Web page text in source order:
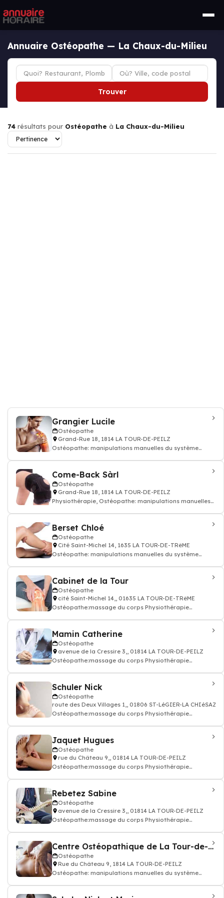
Annuaire Ostéopathe — La Chaux-du-Milieu
Trouver
74 résultats pour Ostéopathe à La Chaux-du-Milieu
Grangier Lucile
Ostéopathe
Grand-Rue 18, 1814 LA TOUR-DE-PEILZ
Ostéopathe: manipulations manuelles du système
Come-Back Sàrl
Ostéopathe
Grand-Rue 18, 1814 LA TOUR-DE-PEILZ
Physiothérapie, Ostéopathe: manipulations manuelles
Berset Chloé
Ostéopathe
Cité Saint-Michel 14, 1635 LA TOUR-DE-TRêME
Ostéopathe: manipulations manuelles du système
Cabinet de la Tour
Ostéopathe
cité Saint-Michel 14,, 01635 LA TOUR-DE-TRêME
Ostéopathe:massage du corps Physiothérapie
Mamin Catherine
Ostéopathe
avenue de la Cressire 3,, 01814 LA TOUR-DE-PEILZ
Ostéopathe:massage du corps Physiothérapie
Schuler Nick
Ostéopathe
route des Deux Villages 1,, 01806 ST-LéGIER-LA CHIéSAZ
Ostéopathe:massage du corps Physiothérapie
Jaquet Hugues
Ostéopathe
rue du Château 9,, 01814 LA TOUR-DE-PEILZ
Ostéopathe:massage du corps Physiothérapie
Rebetez Sabine
Ostéopathe
avenue de la Cressire 3,, 01814 LA TOUR-DE-PEILZ
Ostéopathe:massage du corps Physiothérapie
Centre Ostéopathique de La Tour-de-Peilz
Ostéopathe
Rue du Château 9, 1814 LA TOUR-DE-PEILZ
Ostéopathe: manipulations manuelles du système